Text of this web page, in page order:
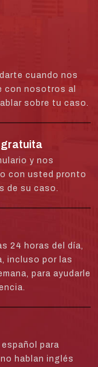
cuando nos
con nosotros al
sobre tu caso.
gratuita
y nos
con usted pronto
de su caso.
24 horas del día,
incluso por las
para ayudarle
para
hablan inglés